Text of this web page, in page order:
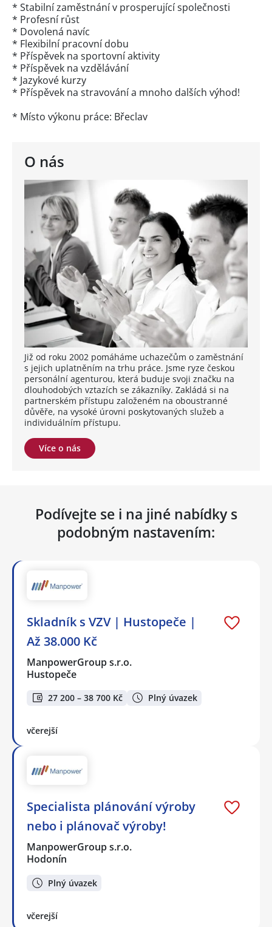
O nás
Již od roku 2002 pomáháme uchazečům o zaměstnání
s jejich uplatněním na trhu práce. Jsme ryze českou
personální agenturou, která buduje svoji značku na
dlouhodobých vztazích se zákazníky. Zakládá si na
partnerském přístupu založeném na oboustranné
důvěře, na vysoké úrovni poskytovaných služeb a
individuálním přístupu.
Více o nás
* Stabilní zaměstnání v prosperující společnosti
* Profesní růst
* Dovolená navíc
* Flexibilní pracovní dobu
* Příspěvek na sportovní aktivity
* Příspěvek na vzdělávání
* Jazykové kurzy
* Příspěvek na stravování a mnoho dalších výhod!
* Místo výkonu práce: Břeclav
Podívejte se i na jiné nabídky s
podobným nastavením:
Skladník s VZV | Hustopeče |
Až 38.000 Kč
ManpowerGroup s.r.o.
Hustopeče
27 200 – 38 700 Kč Plný úvazek
včerejší
Specialista plánování výroby
nebo i plánovač výroby!
ManpowerGroup s.r.o.
Hodonín
Plný úvazek
včerejší